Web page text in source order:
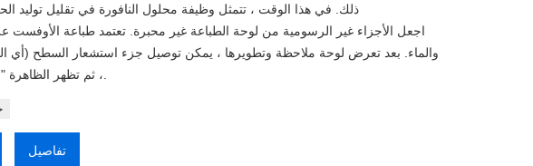
ذلك. في هذا الوقت ، تتمثل وظيفة محلول النافورة في تقليل توليد
والماء. بعد تعرض لوحة ملاحظة وتطويرها ، يمكن توصيل جزء استشعار السطح (أي
تفاصيل